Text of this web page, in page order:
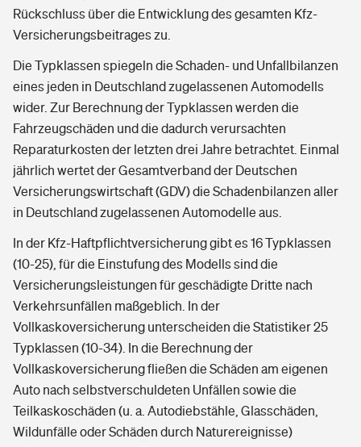
Rückschluss über die Entwicklung des gesamten Kfz-
Versicherungsbeitrages zu.
Die Typklassen spiegeln die Schaden- und Unfallbilanzen
eines jeden in Deutschland zugelassenen Automodells
wider. Zur Berechnung der Typklassen werden die
Fahrzeugschäden und die dadurch verursachten
Reparaturkosten der letzten drei Jahre betrachtet. Einmal
jährlich wertet der Gesamtverband der Deutschen
Versicherungswirtschaft (GDV) die Schadenbilanzen aller
in Deutschland zugelassenen Automodelle aus.
In der Kfz-Haftpflichtversicherung gibt es 16 Typklassen
(10-25), für die Einstufung des Modells sind die
Versicherungsleistungen für geschädigte Dritte nach
Verkehrsunfällen maßgeblich. In der
Vollkaskoversicherung unterscheiden die Statistiker 25
Typklassen (10-34). In die Berechnung der
Vollkaskoversicherung fließen die Schäden am eigenen
Auto nach selbstverschuldeten Unfällen sowie die
Teilkaskoschäden (u. a. Autodiebstähle, Glasschäden,
Wildunfälle oder Schäden durch Naturereignisse)